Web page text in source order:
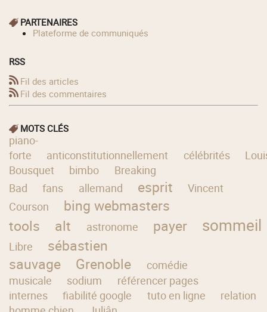
PARTENAIRES
Plateforme de communiqués
RSS
Fil des articles
Fil des commentaires
MOTS CLÉS
piano-
forte
anticonstitutionnellement célébrités
Bousquet
bimbo
Breaking
Bad
fans allemand esprit
Vincent
Courson
bing webmasters
tools
alt astronome payer sommeil
Libre
sébastien
sauvage
Grenoble
comédie
musicale
sodium
référencer pages
internes
fiabilité google tuto en ligne
relation